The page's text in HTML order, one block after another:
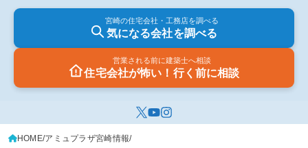
宮崎の住宅会社・工務店を調べる
気になる会社を調べる
営業される前に建築士へ相談
住宅会社が怖い！行く前に相談
HOME アミュプラザ宮崎情報